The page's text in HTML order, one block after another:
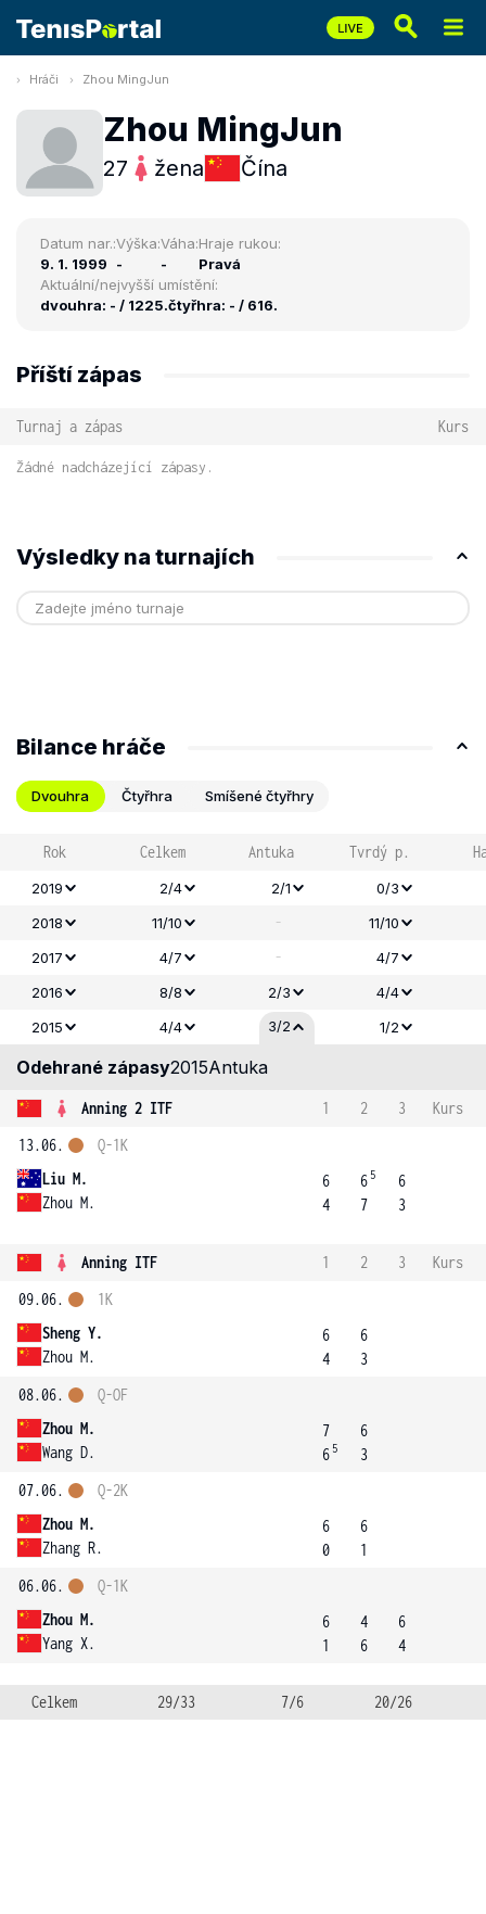
Hráči Zhou MingJun
Zhou MingJun
27 žena Čína
Datum nar.:
9. 1. 1999
Výška:
-
Váha:
-
Hraje rukou:
Pravá
Aktuální/nejvyšší umístění:
dvouhra: - / 1225.čtyřhra: - / 616.
Příští zápas
Turnaj a zápas Kurs
Žádné nadcházející zápasy.
Výsledky na turnajích
Bilance hráče
Dvouhra Čtyřhra Smíšené čtyřhry
Rok Celkem Antuka Tvrdý p.
2019 2/4 2/1
0/3
2018
11/10 -
11/10
2017
4/7 -
4/7
2016
8/8 2/3
4/4
2015
4/4 3/2 1/2
Odehrané zápasy2015Antuka
Anning 2 ITF 1 2 3
Kurs
13.06.
Liu M.
Zhou M.
Q-1K
6
4
6 5
7
6
3
Anning ITF 1 2 3
Kurs
09.06.
Sheng Y.
Zhou M.
1K
6
4
6
3
08.06.
Zhou M.
Wang D.
Q-OF
7
6 5
6
3
07.06.
Zhou M.
Zhang R.
Q-2K
6
0
6
1
06.06.
Zhou M.
Yang X.
Q-1K
6
1
4
6
6
4
Celkem 29/33 7/6 20/26